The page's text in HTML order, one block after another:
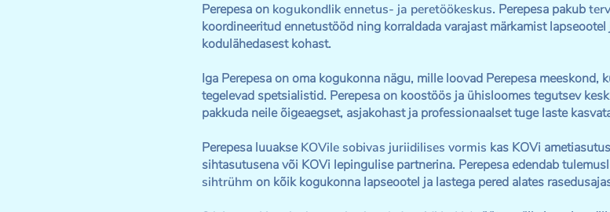
Perepesa on kogukondlik ennetus- ja peretöökeskus. Perepesa pakub
koordineeritud ennetustööd ning korraldada varajast märkamist
kodulähedasest kohast.
Iga Perepesa on oma kogukonna nägu, mille loovad Perepesa
tegelevad spetsialistid. Perepesa on koostöös ja ühisloomes tegutsev
pakkuda neile õigeaegset, asjakohast ja professionaalset tuge laste
Perepesa luuakseKOVile sobivas juriidilises vormis kas KOVi
sihtasutusena või KOVi lepingulise partnerina. Perepesa edendab
sihtrühm on kõik kogukonna lapseootel ja lastega pered alates